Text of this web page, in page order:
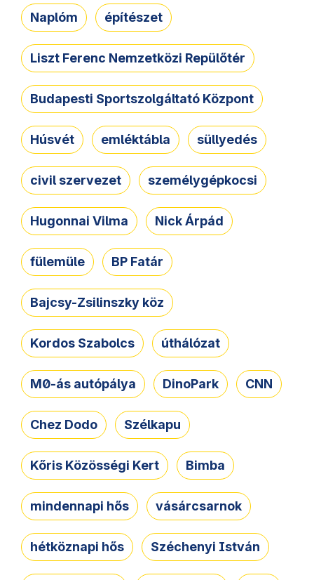
Naplóm építészet
Liszt Ferenc Nemzetközi Repülőtér
Budapesti Sportszolgáltató Központ
Húsvét emléktábla süllyedés
civil szervezet személygépkocsi
Hugonnai Vilma Nick Árpád
fülemüle BP Fatár
Bajcsy-Zsilinszky köz
Kordos Szabolcs úthálózat
M0-ás autópálya DinoPark CNN
Chez Dodo Szélkapu
Kőris Közösségi Kert Bimba
mindennapi hős vásárcsarnok
hétköznapi hős Széchenyi István